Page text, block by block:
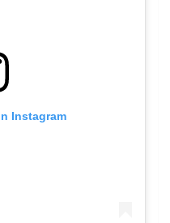
Instagram